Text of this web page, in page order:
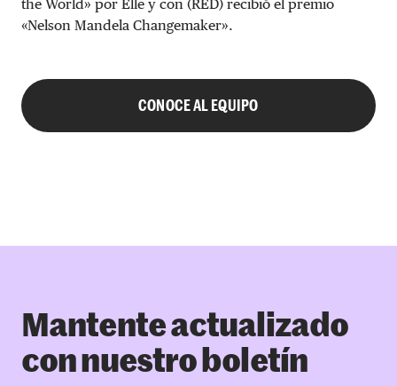
the World» por Elle y con (RED) recibió el premio
«Nelson Mandela Changemaker».
CONOCE AL EQUIPO
Mantente actualizado
con nuestro boletín